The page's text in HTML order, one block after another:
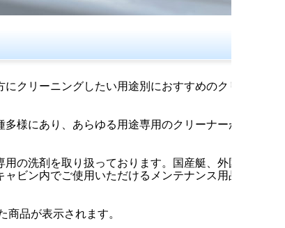
クリーニングしたい用途別におすすめのクリ
様にあり、あらゆる用途専用のクリーナーが
の洗剤を取り扱っております。国産艇、外国
ビン内でご使用いただけるメンテナンス用品
商品が表示されます。